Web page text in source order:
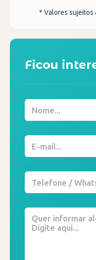
* Valores sujeitos
Ficou